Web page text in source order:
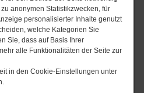
anonymen Statistikzwecken, für
personalisierter Inhalte genutzt
welche Kategorien Sie
Sie, dass auf Basis Ihrer
alle Funktionalitäten der Seite zur
in den Cookie-Einstellungen unter
Bach
Praxis für
Paare, Familien